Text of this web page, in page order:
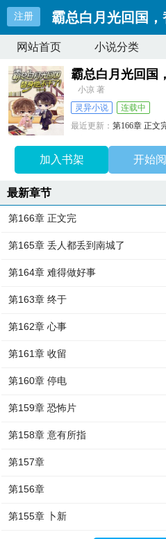
注册 霸总白月光回国，
网站首页 小说分类
霸总白月光回国
小凉 著
灵异小说
连载中
最近更新：第166章 正文
加入书架 开始
最新章节
第166章 正文完
第165章 丢人都丢到南城了
第164章 难得做好事
第163章 终于
第162章 心事
第161章 收留
第160章 停电
第159章 恐怖片
第158章 意有所指
第157章
第156章
第155章 卜新